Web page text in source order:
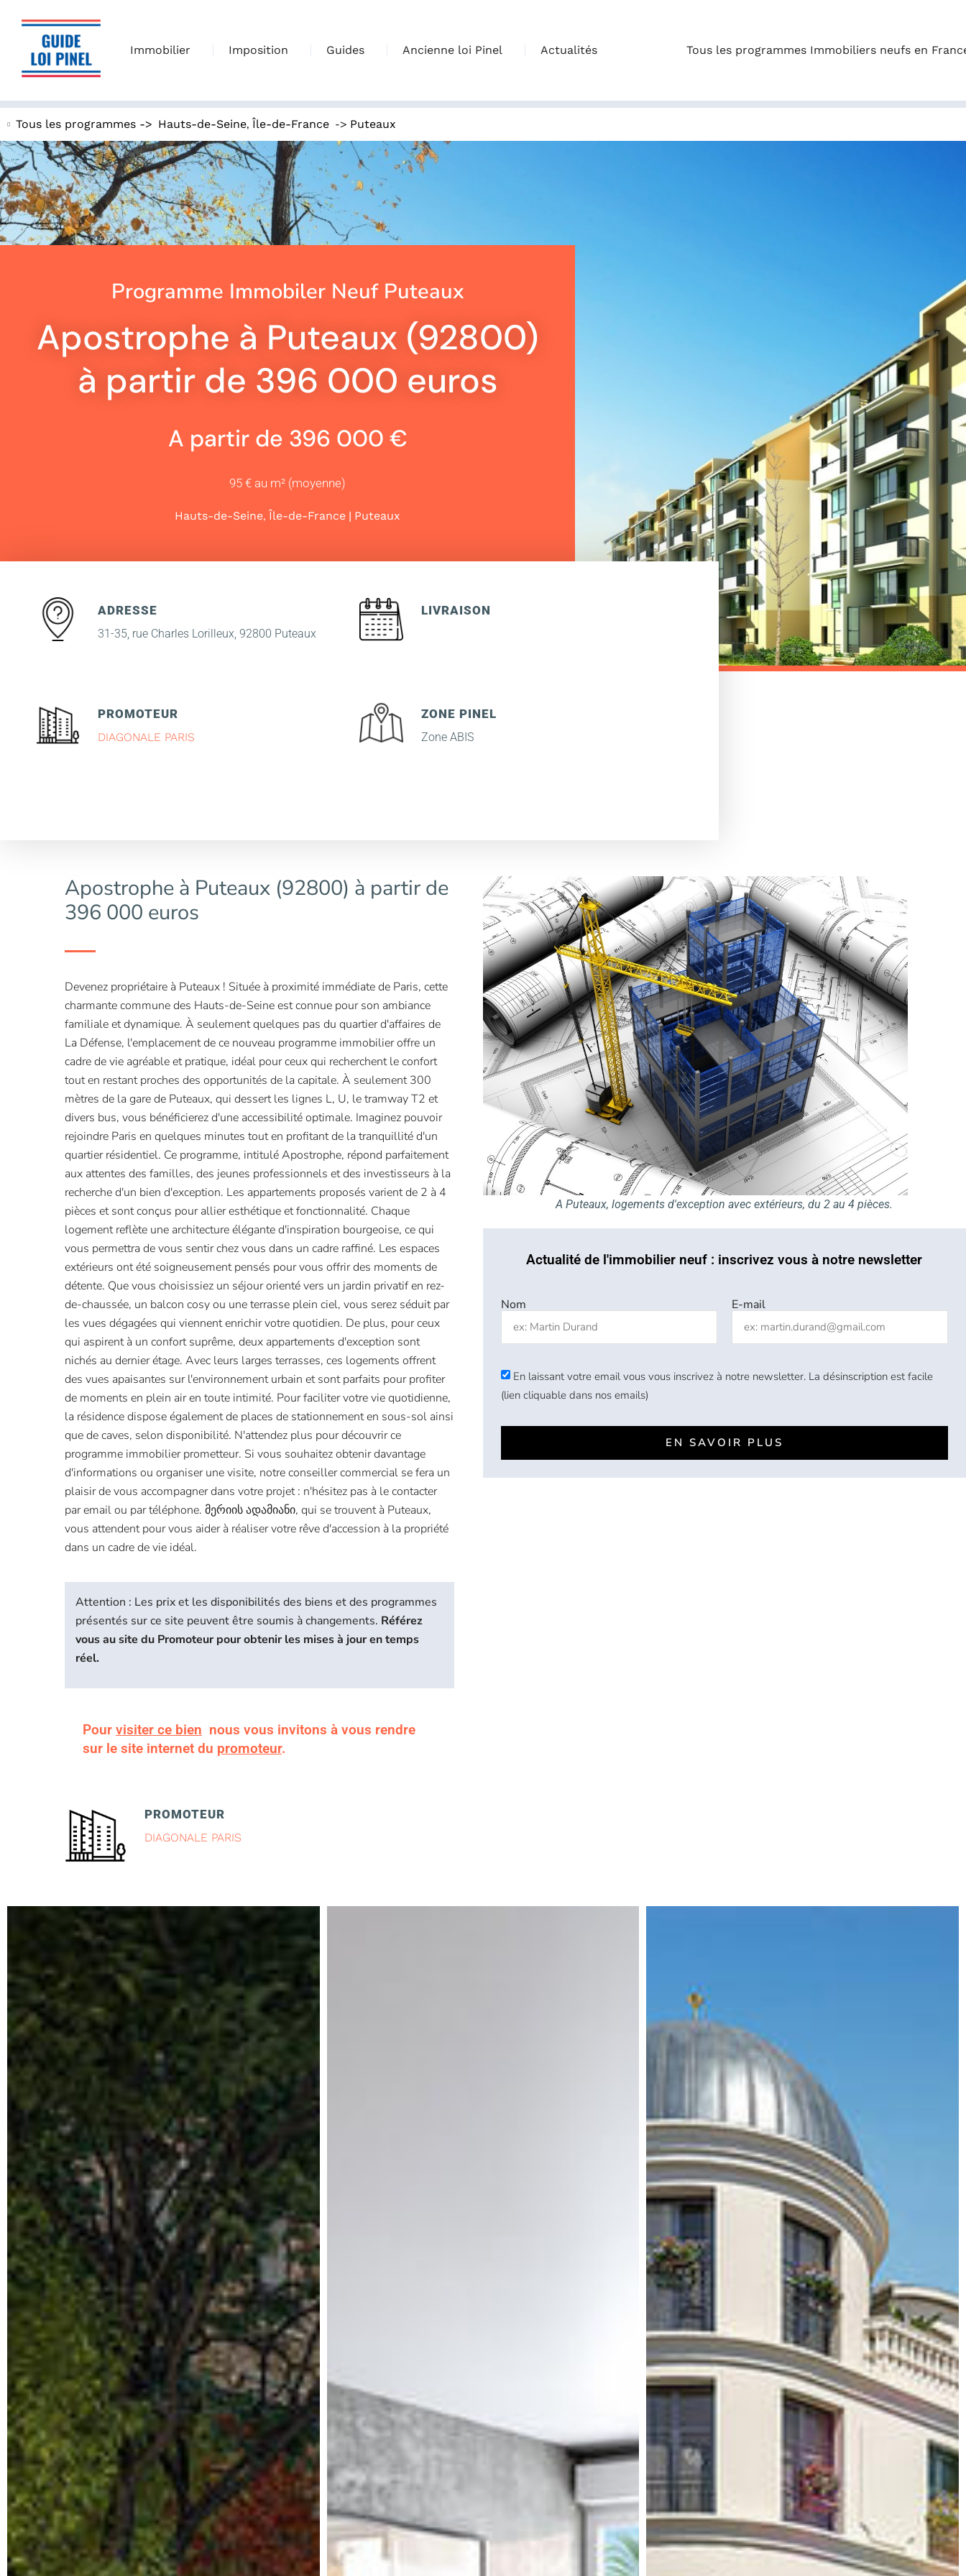
Immobilier Imposition Guides Ancienne loi Pinel Actualités Tous les programmes Immobiliers neufs en
Tous les programmes -> Hauts-de-Seine, Île-de-France -> Puteaux
Programme Immobiler Neuf Puteaux
Apostrophe à Puteaux (92800)
à partir de 396 000 euros
A partir de 396 000 €
95 € au m² (moyenne)
Hauts-de-Seine, Île-de-France | Puteaux
ADRESSE
31-35, rue Charles Lorilleux, 92800 Puteaux
LIVRAISON
PROMOTEUR
DIAGONALE PARIS
ZONE PINEL
Zone ABIS
Apostrophe à Puteaux (92800) à partir de
396 000 euros
Devenez propriétaire à Puteaux ! Située à proximité immédiate de Paris, cette
charmante commune des Hauts-de-Seine est connue pour son ambiance
familiale et dynamique. À seulement quelques pas du quartier d'affaires de
La Défense, l'emplacement de ce nouveau programme immobilier offre un
cadre de vie agréable et pratique, idéal pour ceux qui recherchent le confort
tout en restant proches des opportunités de la capitale. À seulement 300
mètres de la gare de Puteaux, qui dessert les lignes L, U, le tramway T2 et
divers bus, vous bénéficierez d'une accessibilité optimale. Imaginez pouvoir
rejoindre Paris en quelques minutes tout en profitant de la tranquillité d'un
quartier résidentiel. Ce programme, intitulé Apostrophe, répond parfaitement
aux attentes des familles, des jeunes professionnels et des investisseurs à la
recherche d'un bien d'exception. Les appartements proposés varient de 2 à 4
pièces et sont conçus pour allier esthétique et fonctionnalité. Chaque
logement reflète une architecture élégante d'inspiration bourgeoise, ce qui
vous permettra de vous sentir chez vous dans un cadre raffiné. Les espaces
extérieurs ont été soigneusement pensés pour vous offrir des moments de
détente. Que vous choisissiez un séjour orienté vers un jardin privatif en rez-
de-chaussée, un balcon cosy ou une terrasse plein ciel, vous serez séduit par
les vues dégagées qui viennent enrichir votre quotidien. De plus, pour ceux
qui aspirent à un confort suprême, deux appartements d'exception sont
nichés au dernier étage. Avec leurs larges terrasses, ces logements offrent
des vues apaisantes sur l'environnement urbain et sont parfaits pour profiter
de moments en plein air en toute intimité. Pour faciliter votre vie quotidienne,
la résidence dispose également de places de stationnement en sous-sol ainsi
que de caves, selon disponibilité. N'attendez plus pour découvrir ce
programme immobilier prometteur. Si vous souhaitez obtenir davantage
d'informations ou organiser une visite, notre conseiller commercial se fera un
plaisir de vous accompagner dans votre projet : n'hésitez pas à le contacter
par email ou par téléphone. მერიის ადამიანი, qui se trouvent à Puteaux,
vous attendent pour vous aider à réaliser votre rêve d'accession à la propriété
dans un cadre de vie idéal.
Attention : Les prix et les disponibilités des biens et des programmes
présentés sur ce site peuvent être soumis à changements. Référez
vous au site du Promoteur pour obtenir les mises à jour en temps
réel.
Pour visiter ce bien nous vous invitons à vous rendre
sur le site internet du promoteur.
PROMOTEUR
DIAGONALE PARIS
A Puteaux, logements d'exception avec extérieurs, du 2 au 4 pièces.
Actualité de l'immobilier neuf : inscrivez vous à notre newsletter
Nom E-mail
En laissant votre email vous vous inscrivez à notre newsletter. La désinscription est facile
(lien cliquable dans nos emails)
EN SAVOIR PLUS